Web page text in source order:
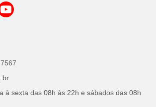
à sexta das 08h às 22h e sábados das 08h